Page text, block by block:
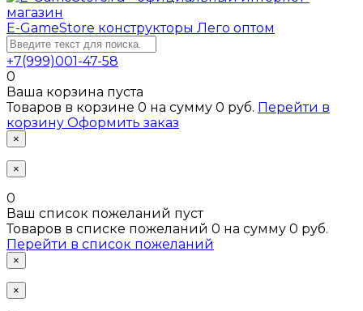
E-GameStore конструкторы Лего оптом
+7(999)001-47-58
0
Ваша корзина пуста
Товаров в корзине 0 на сумму 0 руб. Перейти в
корзину Оформить заказ
×
×
0
Ваш список пожеланий пуст
Товаров в списке пожеланий 0 на сумму 0 руб.
Перейти в список пожеланий
×
×